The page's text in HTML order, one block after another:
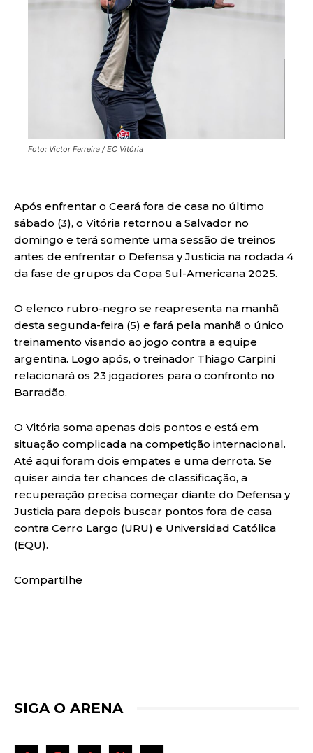
Foto: Victor Ferreira / EC Vitória
Após enfrentar o Ceará fora de casa no último
sábado (3), o Vitória retornou a Salvador no
domingo e terá somente uma sessão de treinos
antes de enfrentar o Defensa y Justicia na rodada 4
da fase de grupos da Copa Sul-Americana 2025.
O elenco rubro-negro se reapresenta na manhã
desta segunda-feira (5) e fará pela manhã o único
treinamento visando ao jogo contra a equipe
argentina. Logo após, o treinador Thiago Carpini
relacionará os 23 jogadores para o confronto no
Barradão.
O Vitória soma apenas dois pontos e está em
situação complicada na competição internacional.
Até aqui foram dois empates e uma derrota. Se
quiser ainda ter chances de classificação, a
recuperação precisa começar diante do Defensa y
Justicia para depois buscar pontos fora de casa
contra Cerro Largo (URU) e Universidad Católica
(EQU).
Compartilhe
SIGA O ARENA